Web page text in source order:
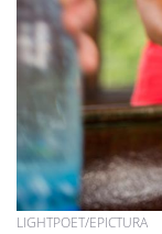
LIGHTPOET/EPICTURA